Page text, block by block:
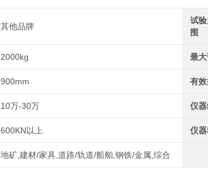
其他品牌
试
围
2000kg 最
900mm 有
10万-30万 仪
600KN以上 仪
地矿,建材/家具,道路/轨道/船舶,钢铁/金属,综合